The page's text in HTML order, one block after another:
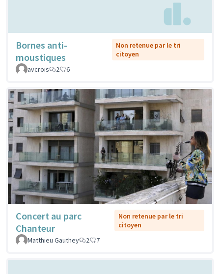
Bornes anti-
moustiques
Non retenue par le tri
citoyen
avcrois
2 6
Concert au parc
Chanteur
Non retenue par le tri
citoyen
Matthieu Gauthey
2 7